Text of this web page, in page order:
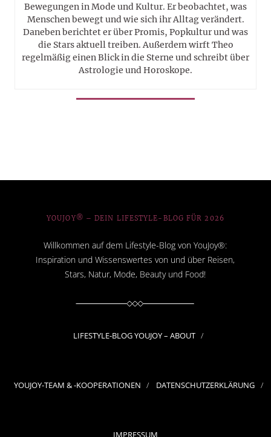
Bewegungen in Mode und Kultur. Er beobachtet, was
Menschen bewegt und wie sich ihr Alltag verändert.
Daneben berichtet er über Promis, Popkultur und was
die Stars aktuell treiben. Außerdem wirft Theo
regelmäßig einen Blick in die Sterne und schreibt über
Astrologie und Horoskope.
YOUJOY® – DEIN LIFESTYLE-BLOG FÜR 2026
Willkommen auf dem Lifestyle-Blog von YouJoy®:
Inspiration und Wissenswertes von und über Reisen,
Stars, Natur, Mode, Beauty und Food!
LIFESTYLE-BLOG YOUJOY – ABOUT
YOUJOY-TEAM & -KOOPERATIONEN DATENSCHUTZERKLÄRUNG